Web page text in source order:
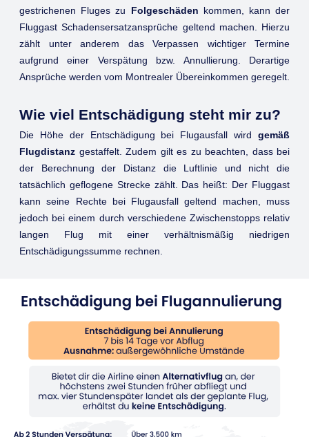
gestrichenen Fluges zu Folgeschäden kommen, kann der
Fluggast Schadensersatzansprüche geltend machen. Hierzu
zählt unter anderem das Verpassen wichtiger Termine
aufgrund einer Verspätung bzw. Annullierung. Derartige
Ansprüche werden vom Montrealer Übereinkommen geregelt.
Wie viel Entschädigung steht mir zu?
Die Höhe der Entschädigung bei Flugausfall wird gemäß
Flugdistanz gestaffelt. Zudem gilt es zu beachten, dass bei
der Berechnung der Distanz die Luftlinie und nicht die
tatsächlich geflogene Strecke zählt. Das heißt: Der Fluggast
kann seine Rechte bei Flugausfall geltend machen, muss
jedoch bei einem durch verschiedene Zwischenstopps relativ
langen Flug mit einer verhältnismäßig niedrigen
Entschädigungssumme rechnen.